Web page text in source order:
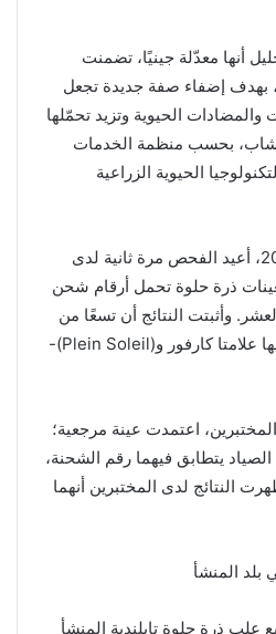
أنها معدّلة جينيًا، تضمنت
بهدف إضفاء صفة جديدة تجعل
والمضادات الحيوية وتزيد تحمّلها
بحسب منظمة الخدمات
الحيوية الزراعية
في نهاية شباط/ فبراير 2018، أعيد الفحص مرة ثانية لدى
ذرة حلوة تحمل أرقام شحن
وأثبتت النتائج أن تسعًا من
العينات معدّلة جينيا -بما فيها علامتا كارفور و(Plein Soleil)-
اعتمدت عينة مرجعية؛
يتطابق فيهما رقم الشحنة،
النتائج لدى المختبرين أنهما
المنشأ
علب ذرة حلوة تايلندية المنشأ